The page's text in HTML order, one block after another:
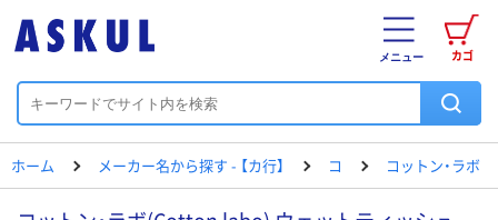
カゴ
メニュー
ホーム メーカー名から探す - 【カ行】 コ コットン・ラボ